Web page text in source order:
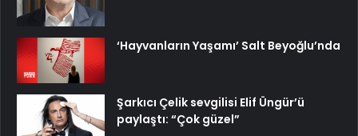
‘Hayvanların Yaşamı’ Salt Beyoğlu’nda
Şarkıcı Çelik sevgilisi Elif Üngür’ü
paylaştı: “Çok güzel”